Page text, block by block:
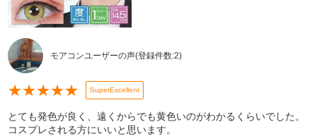
モアコンユーザーの声(登録件数:2)
★★★★★ SuperExcellent
とても発色が良く、遠くからでも黄色いのがわかるくらいでした。
コスプレされる方にいいと思います。